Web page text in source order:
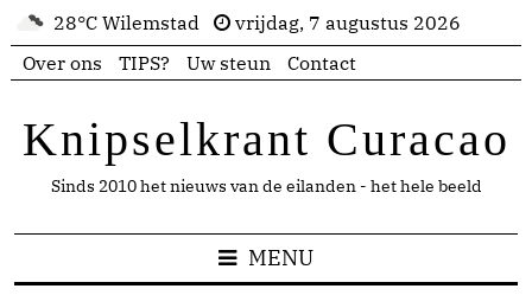
28°C Wilemstad
vrijdag, 7 augustus 2026
Over ons
TIPS? Uw steun Contact
Knipselkrant Curacao
Sinds 2010 het nieuws van de eilanden - het hele beeld
MENU